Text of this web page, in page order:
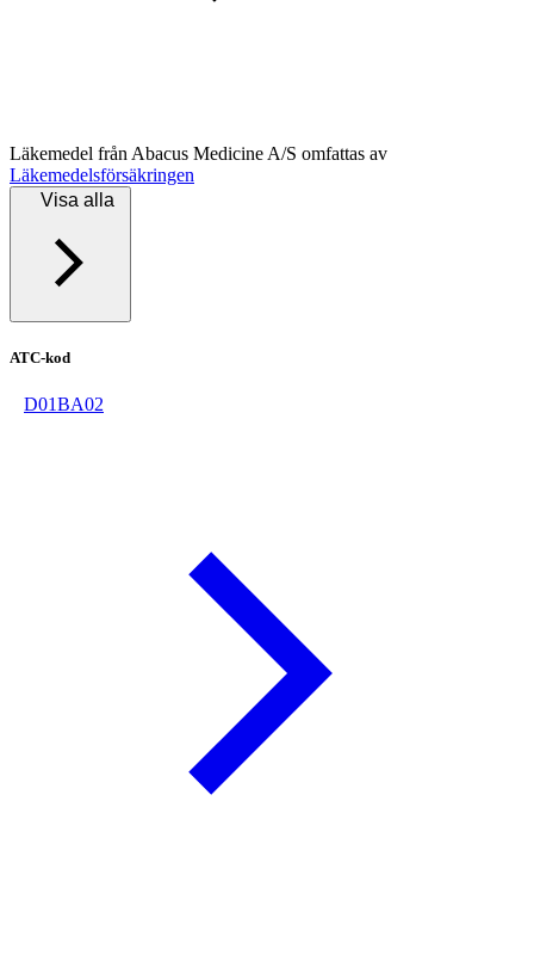
Läkemedel från Abacus Medicine A/S omfattas av
Läkemedelsförsäkringen
Visa alla
ATC-kod
D01BA02